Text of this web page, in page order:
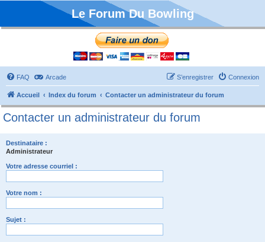
Le Forum Du Bowling
FAQ Arcade Connexion
S’enregistrer
Accueil Index du forum Contacter un administrateur du forum
Contacter un administrateur du forum
Destinataire :
Administrateur
Votre adresse courriel :
Votre nom :
Sujet :